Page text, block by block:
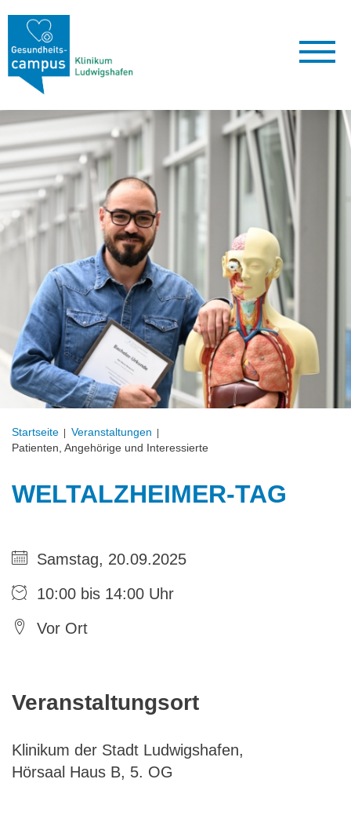
Startseite
Veranstal­tungen
Patienten, Angehörige und Interessierte
WELTALZHEIMER-TAG
Samstag, 20.09.2025
10:00 bis 14:00 Uhr
Vor Ort
Veranstaltungsort
Klinikum der Stadt Ludwigshafen,
Hörsaal Haus B, 5. OG